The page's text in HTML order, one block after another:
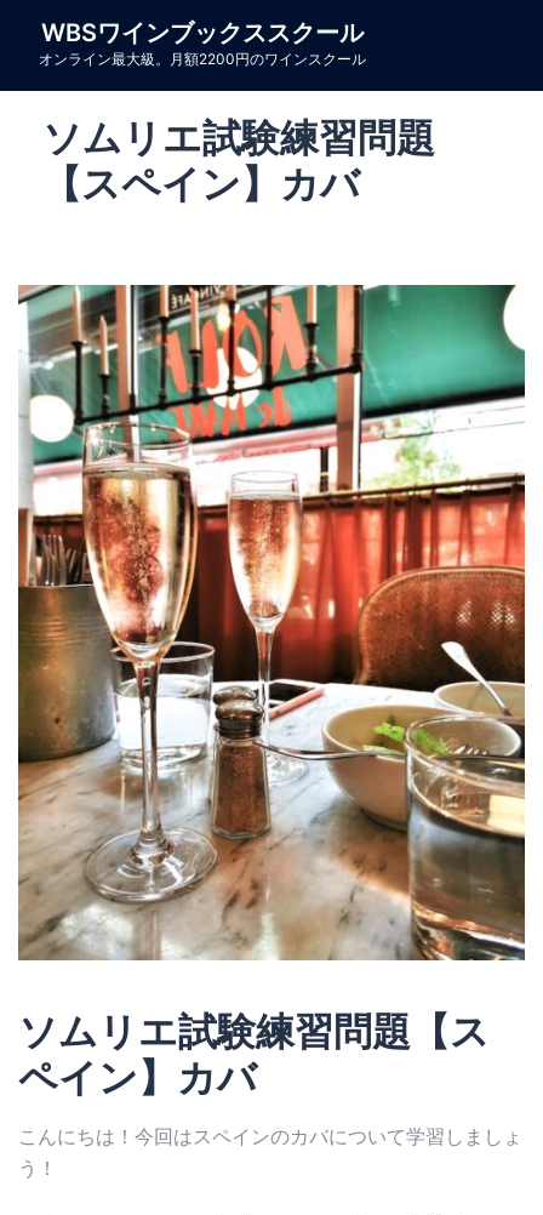
WBSワインブックススクール
オンライン最大級。月額2200円のワインスクール
ソムリエ試験練習問題
【スペイン】カバ
ソムリエ試験練習問題【ス
ペイン】カバ
こんにちは！今回はスペインのカバについて学習しましょ
う！